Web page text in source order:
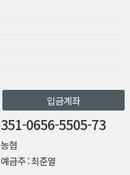
입금계좌
351-0656-5505-73
농협
예금주 : 최준열